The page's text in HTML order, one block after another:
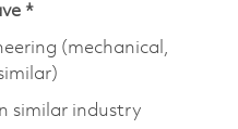
*
(mechanical,
similar industry